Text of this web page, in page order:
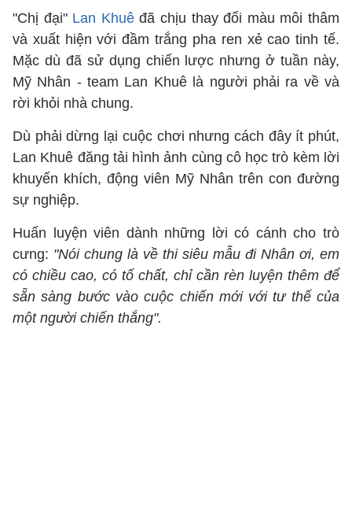
"Chị đại" Lan Khuêđã chịu thay đổi màu môi thâm
và xuất hiện với đầm trắng pha ren xẻ cao tinh tế.
Mặc dù đã sử dụng chiến lược nhưng ở tuần này,
Mỹ Nhân - team Lan Khuê là người phải ra về và
rời khỏi nhà chung.
Dù phải dừng lại cuộc chơi nhưng cách đây ít phút,
Lan Khuê đăng tải hình ảnh cùng cô học trò kèm lời
khuyến khích, động viên Mỹ Nhân trên con đường
sự nghiệp.
Huấn luyện viên dành những lời có cánh cho trò
cưng: "Nói chung là về thi siêu mẫu đi Nhân ơi, em
có chiều cao, có tố chất, chỉ cần rèn luyện thêm để
sẵn sàng bước vào cuộc chiến mới với tư thế của
một người chiến thắng".